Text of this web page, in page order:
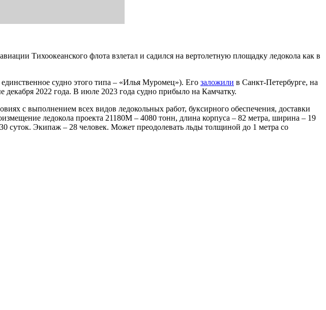
Тихоокеанского флота взлетал и садился на вертолетную площадку ледокола как в
судно этого типа – «Илья Муромец»). Его заложили в Санкт-Петербурге, на
декабря 2022 года. В июле 2023 года судно прибыло на Камчатку.
с выполнением всех видов ледокольных работ, буксирного обеспечения, доставки
ледокола проекта 21180М – 4080 тонн, длина корпуса – 82 метра, ширина – 19
суток. Экипаж – 28 человек. Может преодолевать льды толщиной до 1 метра со